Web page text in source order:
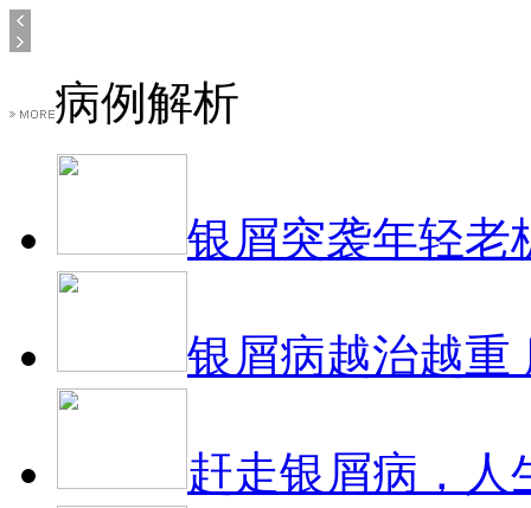
病例解析
银屑突袭年轻老
银屑病越治越重
赶走银屑病，人